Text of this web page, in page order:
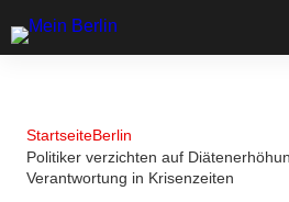
StartseiteBerlin
Politiker verzichten auf
Verantwortung in Krisenzeiten